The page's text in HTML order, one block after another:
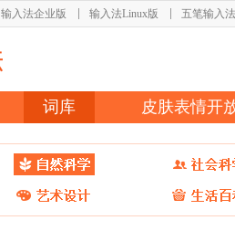
输入法企业版 输入法Linux版 五笔输入法
词库 皮肤表情开